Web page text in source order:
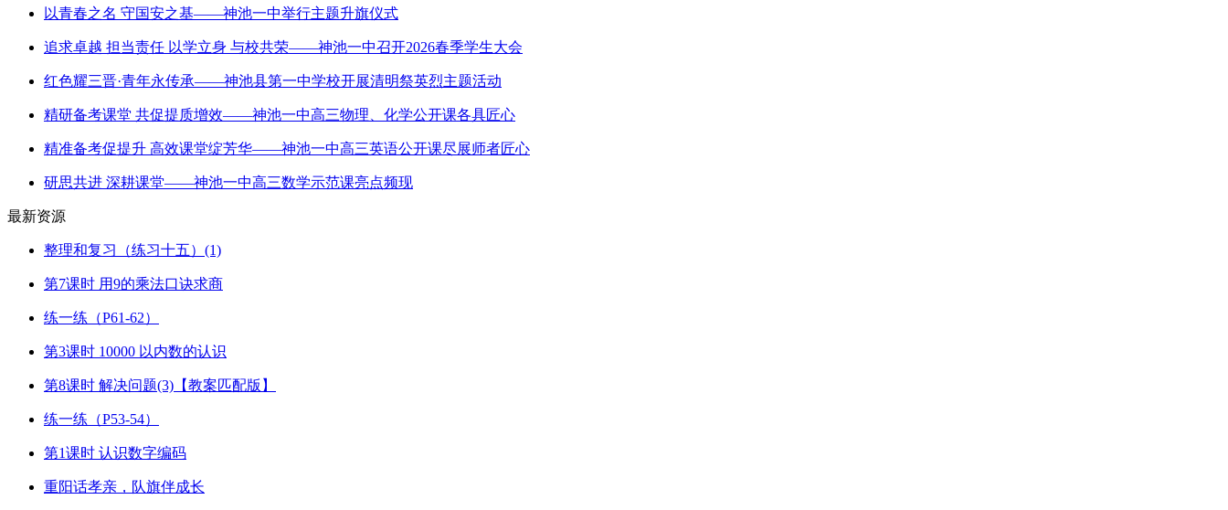
以青春之名 守国安之基——神池一中举行主题升旗仪式
追求卓越 担当责任 以学立身 与校共荣——神池一中召开2026春季学生大会
红色耀三晋·青年永传承——神池县第一中学校开展清明祭英烈主题活动
精研备考课堂 共促提质增效——神池一中高三物理、化学公开课各具匠心
精准备考促提升 高效课堂绽芳华——神池一中高三英语公开课尽展师者匠心
研思共进 深耕课堂——神池一中高三数学示范课亮点频现
最新资源
整理和复习（练习十五）(1)
第7课时 用9的乘法口诀求商
练一练（P61-62）
第3课时 10000 以内数的认识
第8课时 解决问题(3)【教案匹配版】
练一练（P53-54）
第1课时 认识数字编码
重阳话孝亲，队旗伴成长